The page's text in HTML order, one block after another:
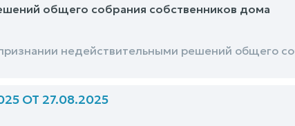
общего собрания собственников дома
недействительными решений общего
ОТ 27.08.2025